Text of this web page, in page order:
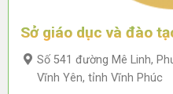
Sở giáo dục và đào
Số 541 đường Mê Linh,
Vĩnh Yên, tỉnh Vĩnh Phúc